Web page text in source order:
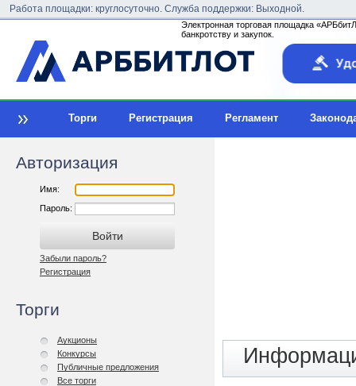
Работа площадки: круглосуточно. Служба поддержки: Выходной.
Электронная торговая площадка
банкротству и закупок.
Торги Регистрация Регламент
Авторизация
Имя:
Пароль:
Забыли пароль?
Регистрация
Торги
Аукционы
Конкурсы
Публичные предложения
Все торги